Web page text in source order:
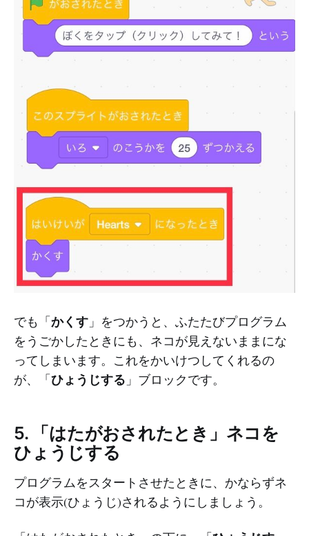
でも「かくす 」をつかうと、ふたたびプログラム
をうごかしたときにも、ネコが見えないままにな
ってしまいます。これをかいけつしてくれるの
が、「ひょうじする 」ブロックです。
5. 「はたがおされたとき」ネコを
ひょうじする
プログラムをスタートさせたときに、かならずネ
コが表示(ひょうじ)されるようにしましょう。